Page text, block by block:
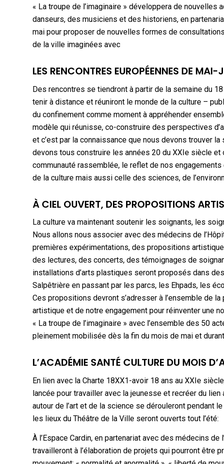
« La troupe de l’imaginaire » développera de
danseurs, des musiciens et des historiens, en
mai pour proposer de nouvelles formes de
de la ville imaginées avec
LES RENCONTRES EUROPÉENNES DE
Des rencontres se tiendront à partir de la semaine du
tenir à distance et réuniront le monde de la culture –
du confinement comme moment à appréhender
modèle qui réunisse, co-construire des perspectives
et c’est par la connaissance que nous devons trouver
devons tous construire les années 20 du XXIe siècle
communauté rassemblée, le reflet de nos
de la culture mais aussi celle des sciences, de
À CIEL OUVERT, DES PROPOSITIONS
La culture va maintenant soutenir les soignants, les
Nous allons nous associer avec des médecins de
premières expérimentations, des propositions
des lectures, des concerts, des témoignages de
installations d’arts plastiques seront proposés dans
Salpêtrière en passant par les parcs, les Ehpads, les
Ces propositions devront s’adresser à l’ensemble de
artistique et de notre engagement pour réinventer une
« La troupe de l’imaginaire » avec l’ensemble des 50
pleinement mobilisée dès la fin du mois de mai et durant
L’ACADÉMIE SANTÉ CULTURE DU MOIS
En lien avec la Charte 18XX1-avoir 18 ans au XXIe
lancée pour travailler avec la jeunesse et recréer du
autour de l’art et de la science se dérouleront pendant
les lieux du Théâtre de la Ville seront ouverts tout l’été:
À l’Espace Cardin, en partenariat avec des médecins
travailleront à l’élaboration de projets qui pourront être